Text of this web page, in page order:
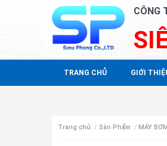
CÔNG
TRANG CHỦ GIỚI
Trang chủ / Sản Phẩm / MÁY